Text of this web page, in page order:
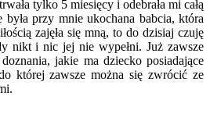
tylko 5 miesięcy i odebrała mi całą
przy mnie ukochana babcia, która
zajęła się mną, to do dzisiaj czuję
nikt i nic jej nie wypełni. Już zawsze
jakie ma dziecko posiadające
której zawsze można się zwrócić ze